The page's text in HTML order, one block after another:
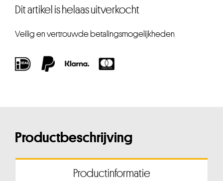
Dit artikel is helaas uitverkocht
Veilig en vertrouwde betalingsmogelijkheden
Productbeschrijving
Productinformatie